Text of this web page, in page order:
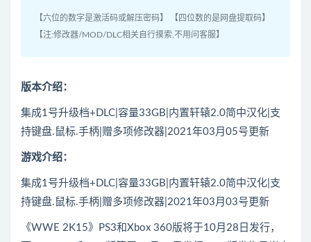
【六位的数字是激活码或解压密码】 【四位数的是网盘提取码】
【注:修改器/MOD/DLC相关自行摸索,不用问客服】
版本介绍：
集成1号升级档+DLC|容量33GB|内置轩辕2.0简中汉化|支
持键盘.鼠标.手柄|赠多项修改器|2021年03月05号更新
游戏介绍：
集成1号升级档+DLC|容量33GB|内置轩辕2.0简中汉化|支
持键盘.鼠标.手柄|赠多项修改器|2021年03月03号更新
《WWE 2K15》PS3和Xbox 360版将于10月28日发行，